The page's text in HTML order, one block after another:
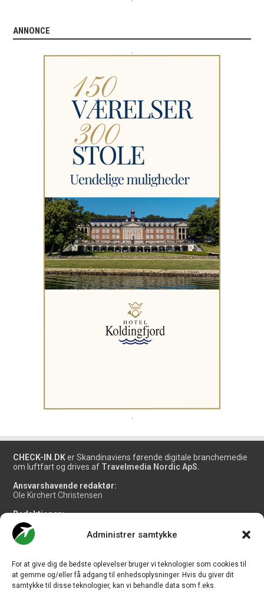
Administrer samtykke
For at give dig de bedste oplevelser bruger vi teknologier som cookies til
at gemme og/eller få adgang til enhedsoplysninger. Hvis du giver dit
samtykke til disse teknologier, kan vi behandle data som f.eks.
ANNONCE
CHECK-IN.DK er Skandinaviens førende digitale branchemedie
om luftfart og drives af Travelmedia Nordic ApS.
Ansvarshavende redaktør:
Ole Kirchert Christensen
Redaktionen:
Christian Granhøj Skouboe
Henrik Baumgarten
Danny Longhi Andreasen
Salg og jobannoncer:
salg@travelmedianordic.com